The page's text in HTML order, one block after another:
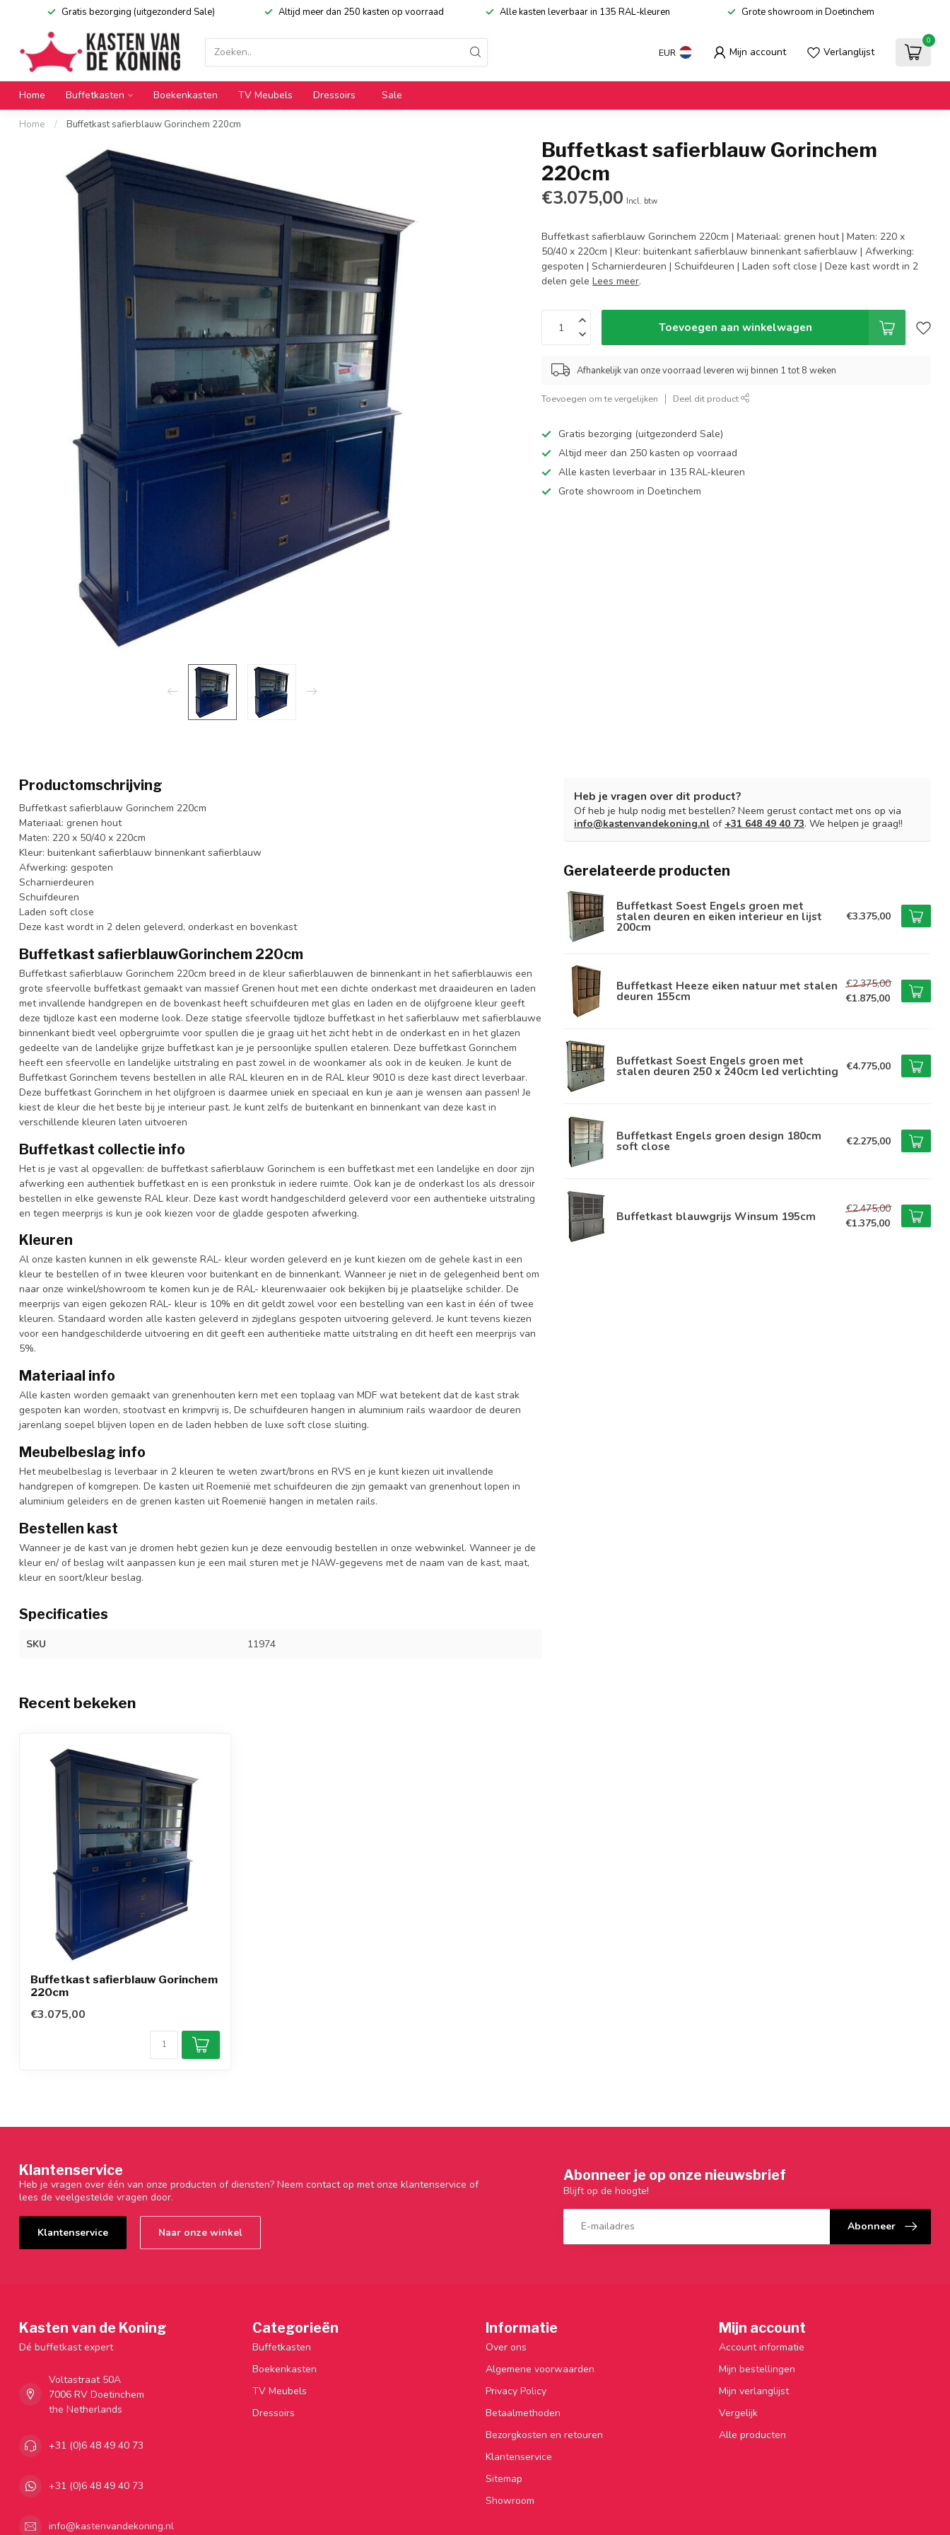
Gratis bezorging (uitgezonderd Sale) Altijd meer dan 250 kasten op voorraad Alle kasten leverbaar in 135 RAL-kleuren Grote showroom in Doetinchem
EUR Mijn account Verlanglijst
0
Home Buffetkasten Boekenkasten TV Meubels Dressoirs Sale
Home / Buffetkast safierblauw Gorinchem 220cm
Buffetkast safierblauw Gorinchem
220cm
€3.075,00 Incl. btw
Buffetkast safierblauw Gorinchem 220cm | Materiaal: grenen hout | Maten: 220 x
50/40 x 220cm | Kleur: buitenkant safierblauw binnenkant safierblauw | Afwerking:
gespoten | Scharnierdeuren | Schuifdeuren | Laden soft close | Deze kast wordt in 2
delen geleLees meer.
Toevoegen aan winkelwagen
Afhankelijk van onze voorraad leveren wij binnen 1 tot 8 weken
Toevoegen om te vergelijken Deel dit product
Gratis bezorging (uitgezonderd Sale)
Altijd meer dan 250 kasten op voorraad
Alle kasten leverbaar in 135 RAL-kleuren
Grote showroom in Doetinchem
Productomschrijving
Buffetkast safierblauw Gorinchem 220cm
Materiaal: grenen hout
Maten: 220 x 50/40 x 220cm
Kleur: buitenkant safierblauw binnenkant safierblauw
Afwerking: gespoten
Scharnierdeuren
Schuifdeuren
Laden soft close
Deze kast wordt in 2 delen geleverd, onderkast en bovenkast
Buffetkast safierblauwGorinchem 220cm
Buffetkast safierblauw Gorinchem 220cm breed in de kleur safierblauwen de binnenkant in het safierblauwis een
grote sfeervolle buffetkast gemaakt van massief Grenen hout met een dichte onderkast met draaideuren en laden
met invallende handgrepen en de bovenkast heeft schuifdeuren met glas en laden en de olijfgroene kleur geeft
deze tijdloze kast een moderne look. Deze statige sfeervolle tijdloze buffetkast in het safierblauw met safierblauwe
binnenkant biedt veel opbergruimte voor spullen die je graag uit het zicht hebt in de onderkast en in het glazen
gedeelte van de landelijke grijze buffetkast kan je je persoonlijke spullen etaleren. Deze buffetkast Gorinchem
heeft een sfeervolle en landelijke uitstraling en past zowel in de woonkamer als ook in de keuken. Je kunt de
Buffetkast Gorinchem tevens bestellen in alle RAL kleuren en in de RAL kleur 9010 is deze kast direct leverbaar.
Deze buffetkast Gorinchem in het olijfgroen is daarmee uniek en speciaal en kun je aan je wensen aan passen! Je
kiest de kleur die het beste bij je interieur past. Je kunt zelfs de buitenkant en binnenkant van deze kast in
verschillende kleuren laten uitvoeren
Buffetkast collectie info
Het is je vast al opgevallen: de buffetkast safierblauw Gorinchem is een buffetkast met een landelijke en door zijn
afwerking een authentiek buffetkast en is een pronkstuk in iedere ruimte. Ook kan je de onderkast los als dressoir
bestellen in elke gewenste RAL kleur. Deze kast wordt handgeschilderd geleverd voor een authentieke uitstraling
en tegen meerprijs is kun je ook kiezen voor de gladde gespoten afwerking.
Kleuren
Al onze kasten kunnen in elk gewenste RAL- kleur worden geleverd en je kunt kiezen om de gehele kast in een
kleur te bestellen of in twee kleuren voor buitenkant en de binnenkant. Wanneer je niet in de gelegenheid bent om
naar onze winkel/showroom te komen kun je de RAL- kleurenwaaier ook bekijken bij je plaatselijke schilder. De
meerprijs van eigen gekozen RAL- kleur is 10% en dit geldt zowel voor een bestelling van een kast in één of twee
kleuren. Standaard worden alle kasten geleverd in zijdeglans gespoten uitvoering geleverd. Je kunt tevens kiezen
voor een handgeschilderde uitvoering en dit geeft een authentieke matte uitstraling en dit heeft een meerprijs van
5%.
Materiaal info
Alle kasten worden gemaakt van grenenhouten kern met een toplaag van MDF wat betekent dat de kast strak
gespoten kan worden, stootvast en krimpvrij is, De schuifdeuren hangen in aluminium rails waardoor de deuren
jarenlang soepel blijven lopen en de laden hebben de luxe soft close sluiting.
Meubelbeslag info
Het meubelbeslag is leverbaar in 2 kleuren te weten zwart/brons en RVS en je kunt kiezen uit invallende
handgrepen of komgrepen. De kasten uit Roemenië met schuifdeuren die zijn gemaakt van grenenhout lopen in
aluminium geleiders en de grenen kasten uit Roemenië hangen in metalen rails.
Bestellen kast
Wanneer je de kast van je dromen hebt gezien kun je deze eenvoudig bestellen in onze webwinkel. Wanneer je de
kleur en/ of beslag wilt aanpassen kun je een mail sturen met je NAW-gegevens met de naam van de kast, maat,
kleur en soort/kleur beslag.
Specificaties
SKU 11974
Heb je vragen over dit product?
Of heb je hulp nodig met bestellen? Neem gerust contact met ons op via
info@kastenvandekoning.nl of +31 648 49 40 73. We helpen je graag!!
Gerelateerde producten
Buffetkast Soest Engels groen met
stalen deuren en eiken interieur en lijst
200cm
€3.375,00
Buffetkast Heeze eiken natuur met stalen
deuren 155cm
€2.375,00
€1.875,00
Buffetkast Soest Engels groen met
stalen deuren 250 x 240cm led verlichting €4.775,00
Buffetkast Engels groen design 180cm
soft close €2.275,00
Buffetkast blauwgrijs Winsum 195cm
€2.475,00
€1.375,00
Recent bekeken
Buffetkast safierblauw Gorinchem
220cm
€3.075,00
Klantenservice
Heb je vragen over één van onze producten of diensten? Neem contact op met onze klantenservice of
lees de veelgestelde vragen door.
Klantenservice Naar onze winkel
Abonneer je op onze nieuwsbrief
Blijft op de hoogte!
Abonneer
Kasten van de Koning
Dé buffetkast expert
Voltastraat 50A
7006 RV Doetinchem
the Netherlands
+31 (0)6 48 49 40 73
+31 (0)6 48 49 40 73
info@kastenvandekoning.nl
Categorieën
Buffetkasten
Boekenkasten
TV Meubels
Dressoirs
Informatie
Over ons
Algemene voorwaarden
Privacy Policy
Betaalmethoden
Bezorgkosten en retouren
Klantenservice
Sitemap
Showroom
Mijn account
Account informatie
Mijn bestellingen
Mijn verlanglijst
Vergelijk
Alle producten